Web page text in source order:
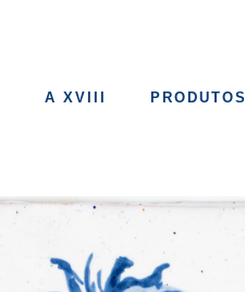
A XVIII PRODUTOS